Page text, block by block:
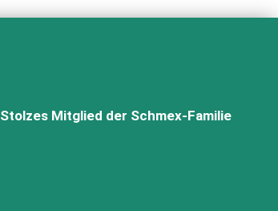
Stolzes Mitglied der Schmex-Familie